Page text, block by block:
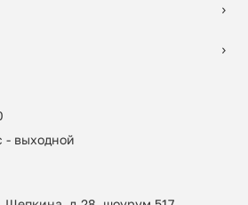
- выходной